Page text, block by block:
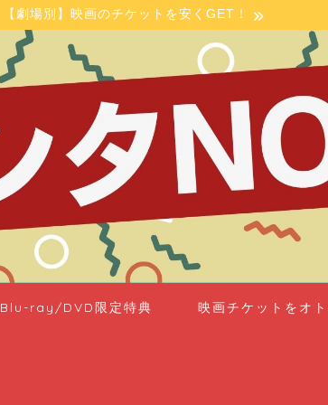
【劇場別】映画のチケットを安くGET！
Blu-ray/DVD限定特典 映画チケットをオ